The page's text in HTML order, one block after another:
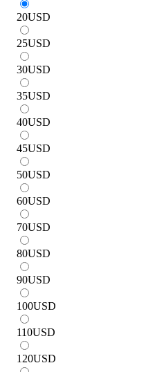
20USD
25USD
30USD
35USD
40USD
45USD
50USD
60USD
70USD
80USD
90USD
100USD
110USD
120USD